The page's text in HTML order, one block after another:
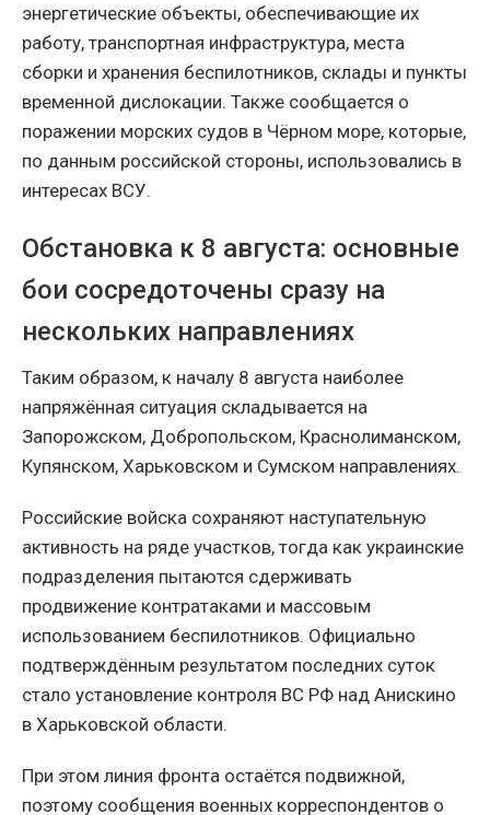
энергетические объекты, обеспечивающие их
работу, транспортная инфраструктура, места
сборки и хранения беспилотников, склады и пункты
временной дислокации. Также сообщается о
поражении морских судов в Чёрном море, которые,
по данным российской стороны, использовались в
интересах ВСУ.
Обстановка к 8 августа: основные
бои сосредоточены сразу на
нескольких направлениях
Таким образом, к началу 8 августа наиболее
напряжённая ситуация складывается на
Запорожском, Добропольском, Краснолиманском,
Купянском, Харьковском и Сумском направлениях.
Российские войска сохраняют наступательную
активность на ряде участков, тогда как украинские
подразделения пытаются сдерживать
продвижение контратаками и массовым
использованием беспилотников. Официально
подтверждённым результатом последних суток
стало установление контроля ВС РФ над Анискино
в Харьковской области.
При этом линия фронта остаётся подвижной,
поэтому сообщения военных корреспондентов о